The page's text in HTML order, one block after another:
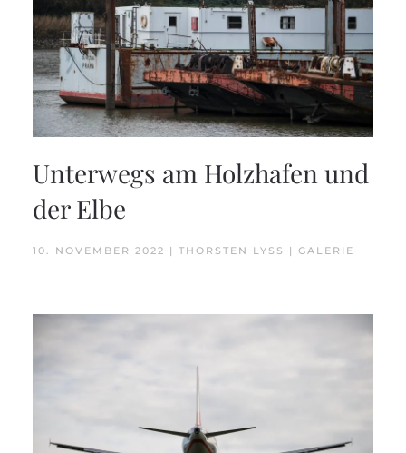
Unterwegs am Holzhafen und
der Elbe
10. NOVEMBER 2022 | THORSTEN LYSS | GALERIE